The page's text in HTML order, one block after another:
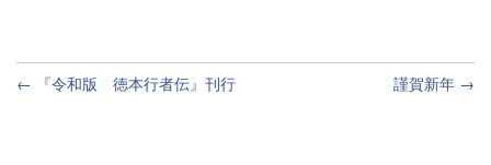
前
← 『令和版 徳本行者伝』刊行 謹賀新年 →